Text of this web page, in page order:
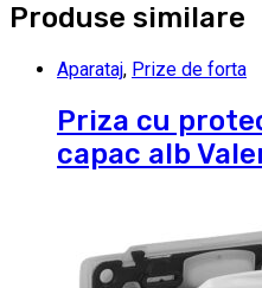
Produse similare
Aparataj, Prize de forta
Priza cu
capac alb